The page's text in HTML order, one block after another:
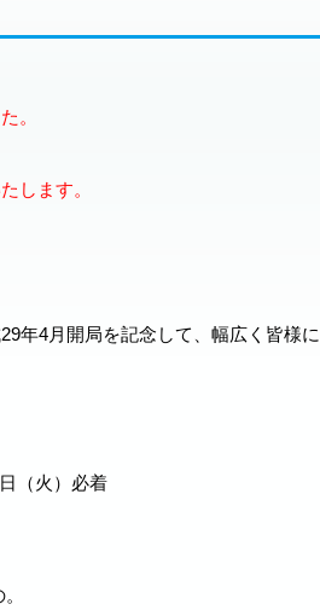
。
します。
年4月開局を記念して、幅広く皆様
（火）必着